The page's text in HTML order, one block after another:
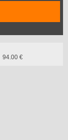
94.00 €